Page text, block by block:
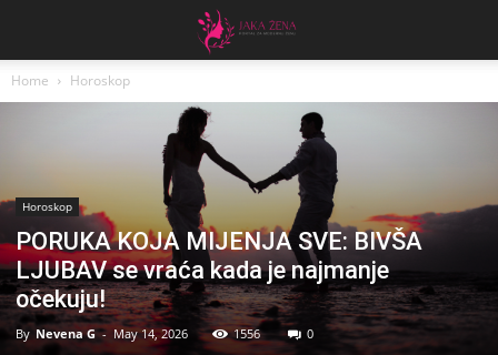
Home Horoskop
Horoskop
PORUKA KOJA MIJENJA SVE: BIVŠA
LJUBAV se vraća kada je najmanje
očekuju!
By Nevena G - May 14, 2026 1556 0